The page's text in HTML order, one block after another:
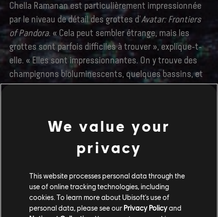
Chella Ramanan est particulièrement impressionnée
par le niveau de détail des grottes d'Avatar: Frontiers
of Pandora. « Cela peut sembler étrange, mais les
grottes sont parfois difficiles à trouver », explique-t-
elle. « Elles sont impressionnantes. On y trouve des
champignons bioluminescents, quelques bassins, et
les couleurs splendides de la grotte rebondissent sur
We value your
privacy
This website processes personal data through the
use of online tracking technologies, including
cookies. To learn more about Ubisoft's use of
personal data, please see our Privacy Policyand